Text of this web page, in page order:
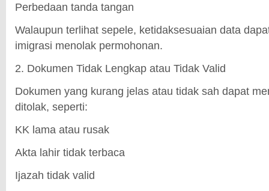
Perbedaan tanda tangan
Walaupun terlihat sepele, ketidaksesuaian data
imigrasi menolak permohonan.
2. Dokumen Tidak Lengkap atau Tidak Valid
Dokumen yang kurang jelas atau tidak sah dapat
ditolak, seperti:
KK lama atau rusak
Akta lahir tidak terbaca
Ijazah tidak valid